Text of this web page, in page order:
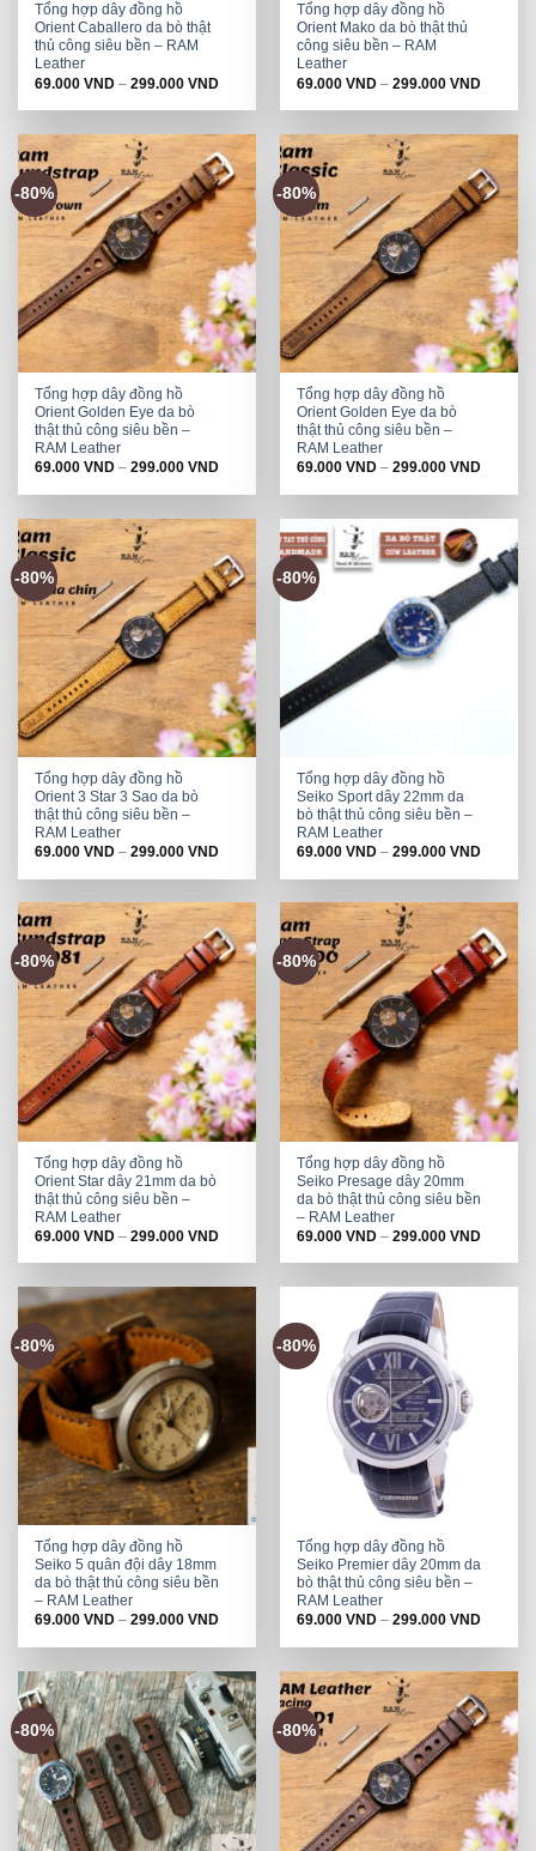
Tổng hợp dây đồng hồ
Orient Caballero da bò thật
thủ công siêu bền – RAM
Leather
69.000VND –299.000VND
Tổng hợp dây đồng hồ
Orient Mako da bò thật thủ
công siêu bền – RAM
Leather
69.000VND –299.000VND
-80%
Tổng hợp dây đồng hồ
Orient Golden Eye da bò
thật thủ công siêu bền –
RAM Leather
69.000VND –299.000VND
-80%
Tổng hợp dây đồng hồ
Orient Golden Eye da bò
thật thủ công siêu bền –
RAM Leather
69.000VND –299.000VND
-80%
Tổng hợp dây đồng hồ
Orient 3 Star 3 Sao da bò
thật thủ công siêu bền –
RAM Leather
69.000VND –299.000VND
-80%
Tổng hợp dây đồng hồ
Seiko Sport dây 22mm da
bò thật thủ công siêu bền –
RAM Leather
69.000VND –299.000VND
-80%
Tổng hợp dây đồng hồ
Orient Star dây 21mm da bò
thật thủ công siêu bền –
RAM Leather
69.000VND –299.000VND
-80%
Tổng hợp dây đồng hồ
Seiko Presage dây 20mm
da bò thật thủ công siêu bền
– RAM Leather
69.000VND –299.000VND
-80%
Tổng hợp dây đồng hồ
Seiko 5 quân đội dây 18mm
da bò thật thủ công siêu bền
– RAM Leather
69.000VND –299.000VND
-80%
Tổng hợp dây đồng hồ
Seiko Premier dây 20mm da
bò thật thủ công siêu bền –
RAM Leather
69.000VND –299.000VND
-80% -80%